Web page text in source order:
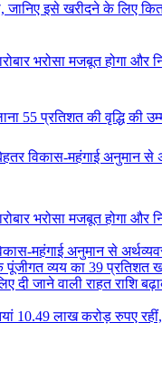
जानिए इसे खरीदने के लिए
भरोसा मजबूत होगा और
55 प्रतिशत की वृद्धि की
विकास-महंगाई अनुमान से
भरोसा मजबूत होगा और
महंगाई अनुमान से
पूंजीगत व्यय का 39 प्रतिशत
जाने वाली राहत राशि
10.49 लाख करोड़ रुपए